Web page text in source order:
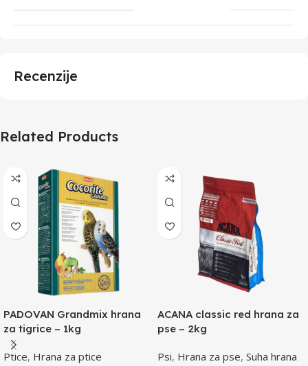
Recenzije
Related Products
PADOVAN Grandmix hrana
za tigrice – 1kg
Ptice, Hrana za ptice
ACANA classic red hrana za
pse – 2kg
Psi, Hrana za pse, Suha hrana